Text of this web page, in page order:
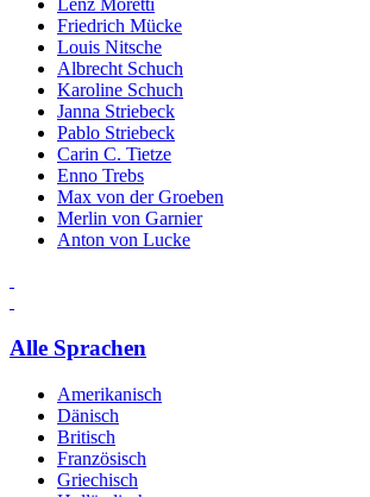
Lenz Moretti
Friedrich Mücke
Louis Nitsche
Albrecht Schuch
Karoline Schuch
Janna Striebeck
Pablo Striebeck
Carin C. Tietze
Enno Trebs
Max von der Groeben
Merlin von Garnier
Anton von Lucke
Alle Sprachen
Amerikanisch
Dänisch
Britisch
Französisch
Griechisch